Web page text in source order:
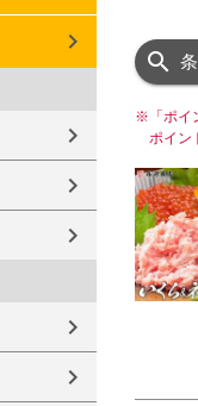
※ 「ポ
ポイン